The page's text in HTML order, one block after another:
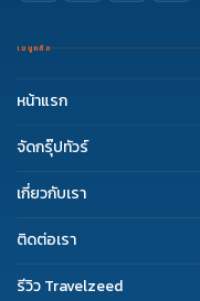
เมนูหลัก
หน้าแรก
จัดกรุ๊ปทัวร์
เกี่ยวกับเรา
ติดต่อเรา
รีวิว Travelzeed